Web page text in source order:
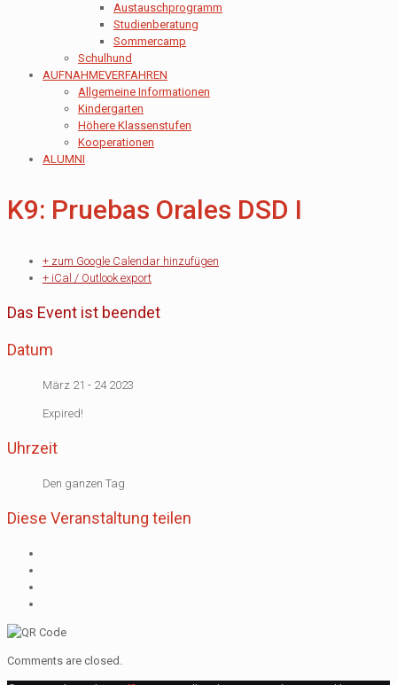
Austauschprogramm
Studienberatung
Sommercamp
Schulhund
AUFNAHMEVERFAHREN
Allgemeine Informationen
Kindergarten
Höhere Klassenstufen
Kooperationen
ALUMNI
K9: Pruebas Orales DSD I
+ zum Google Calendar hinzufügen
+ iCal / Outlook export
Das Event ist beendet
Datum
März 21 - 24 2023
Expired!
Uhrzeit
Den ganzen Tag
Diese Veranstaltung teilen
Comments are closed.